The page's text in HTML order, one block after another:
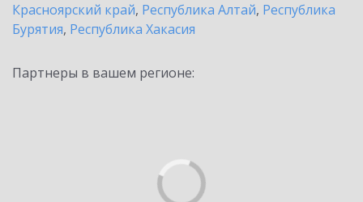
Красноярский край, Республика Алтай, Республика
Бурятия, Республика Хакасия
Партнеры в вашем регионе: